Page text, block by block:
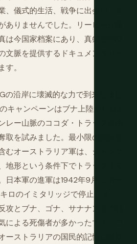
、儀式的生活、戦争に出会い、完
ありませんでした。リーヒーが撮
今国家档案にあり、真剣なPNG
文脈を提供するドキュメンタリー
。
の沿岸に壊滅的な力で到来しまし
キャンペーンはブナ上陸から始ま
レー山脈のココダ・トラック経由
取を試みました。最小限の訓練を
むオーストラリア軍は、ジャング
地形という条件下でトラック上で
日本軍の進軍は1942年9月にポー
ロのイミタリッジで停止しまし
攻とブナ、ゴナ、サナナンダの戦
による死傷者が多かったです。コ
ーストラリアの国民的記憶に特別